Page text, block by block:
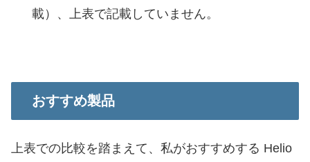
載）、上表で記載していません。
おすすめ製品
上表での比較を踏まえて、私がおすすめする Helio